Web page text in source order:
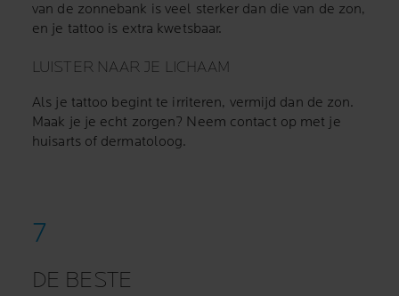
van de zonnebank is veel sterker dan die van de zon,
en je tattoo is extra kwetsbaar.
LUISTER NAAR JE LICHAAM
Als je tattoo begint te irriteren, vermijd dan de zon.
Maak je je echt zorgen? Neem contact op met je
huisarts of dermatoloog.
DE BESTE